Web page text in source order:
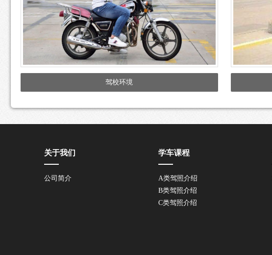
驾校环境
关于我们
公司简介
学车课程
A类驾照介绍
B类驾照介绍
C类驾照介绍